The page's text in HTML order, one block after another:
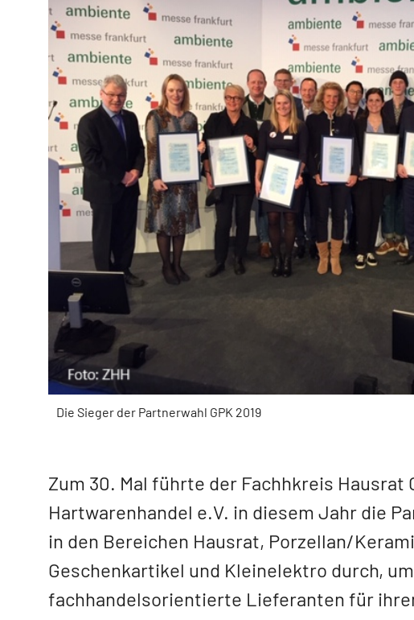
Die Sieger der Partnerwahl GPK 2019
Zum 30. Mal führte der Fachhkreis Hausrat
Hartwarenhandel e.V. in diesem Jahr die
in den Bereichen Hausrat, Porzellan/
Geschenkartikel und Kleinelektro durch,
fachhandelsorientierte Lieferanten für